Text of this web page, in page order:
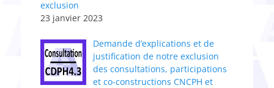
exclusion
23 janvier 2023
Demande d’explications et de
justification de notre exclusion
des consultations, participations
et co-constructions CNCPH et